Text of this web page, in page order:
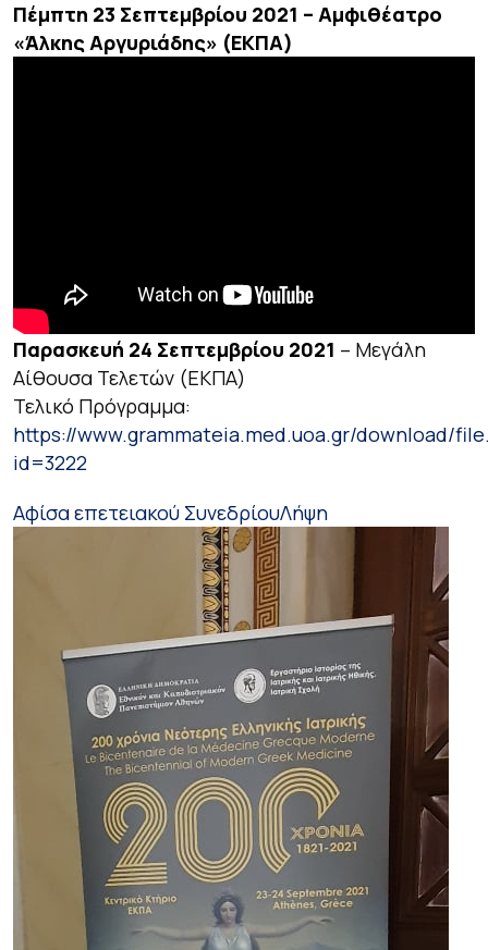
Πέμπτη 23 Σεπτεμβρίου 2021 – Αμφιθέατρο
«Άλκης Αργυριάδης» (ΕΚΠΑ)
Παρασκευή 24 Σεπτεμβρίου 2021 – Μεγάλη
Αίθουσα Τελετών (ΕΚΠΑ)
Τελικό Πρόγραμμα:
https://www.grammateia.med.uoa.gr/download/
id=3222
Αφίσα επετειακού ΣυνεδρίουΛήψη